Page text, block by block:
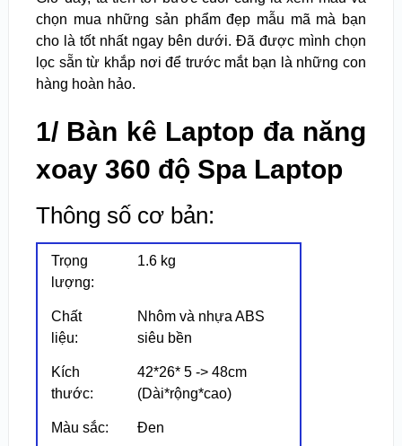
chọn mua những sản phẩm đẹp mẫu mã mà bạn
cho là tốt nhất ngay bên dưới. Đã được mình chọn
lọc sẵn từ khắp nơi để trước mắt bạn là những con
hàng hoàn hảo.
1/ Bàn kê Laptop đa năng
xoay 360 độ Spa Laptop
Thông số cơ bản:
Trọng
lượng:
1.6 kg
Chất
liệu:
Nhôm và nhựa ABS
siêu bền
Kích
thước:
42*26* 5 -> 48cm
(Dài*rộng*cao)
Màu sắc: Đen